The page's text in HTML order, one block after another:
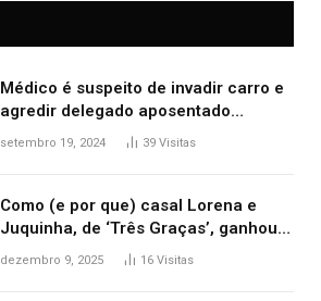
Médico é suspeito de invadir carro e
agredir delegado aposentado
durante confusão no trânsito
setembro 19, 2024 39 Visitas
Como (e por que) casal Lorena e
Juquinha, de ‘Três Graças’, ganhou
repercussão internacional
dezembro 9, 2025 16 Visitas